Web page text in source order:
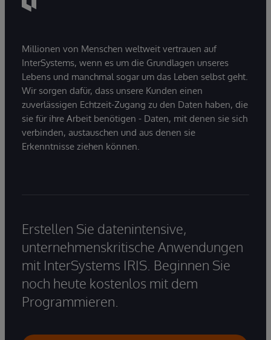
Millionen von Menschen weltweit vertrauen auf
InterSystems, wenn es um die Grundlagen unseres
Lebens und manchmal sogar um das Leben selbst geht.
Wir sorgen dafür, dass unsere Kunden einen
zuverlässigen Echtzeit-Zugang zu den Daten haben, die
sie für ihre Arbeit benötigen - Daten, mit denen sie sich
verbinden, austauschen und aus denen sie
Erkenntnisse ziehen können.
Erstellen Sie datenintensive,
unternehmenskritische Anwendungen
mit InterSystems IRIS. Beginnen Sie
noch heute kostenlos mit dem
Programmieren.